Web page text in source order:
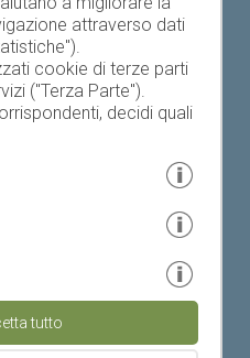
in Alto Adige
attraverso dati
cookie di terze parti
("Terza Parte").
decidi quali
tutto", "Salva selezione"
di consentire l'uso
in qualsiasi
tutto